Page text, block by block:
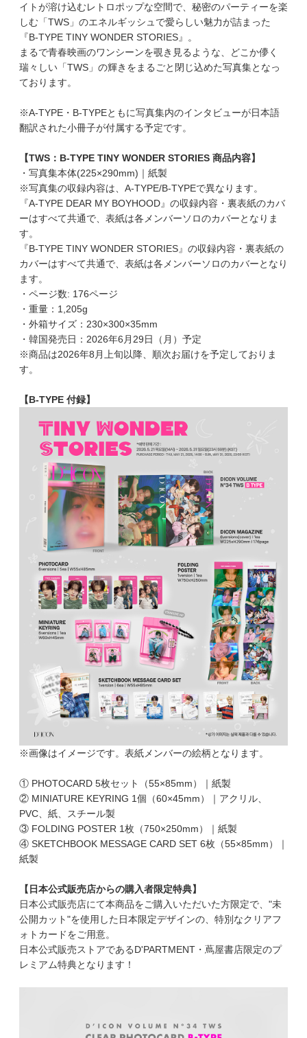
イトが溶け込むレトロポップな空間で、秘密のパーティーを楽
しむ「TWS」のエネルギッシュで愛らしい魅力が詰まった
『B-TYPE TINY WONDER STORIES』。
まるで青春映画のワンシーンを覗き見るような、どこか儚く
瑞々しい「TWS」の輝きをまるごと閉じ込めた写真集となっ
ております。
※A-TYPE・B-TYPEともに写真集内のインタビューが日本語
翻訳された小冊子が付属する予定です。
【TWS：B-TYPE TINY WONDER STORIES 商品内容】
・写真集本体(225×290mm)｜紙製
※写真集の収録内容は、A-TYPE/B-TYPEで異なります。
『A-TYPE DEAR MY BOYHOOD』の収録内容・裏表紙のカバ
ーはすべて共通で、表紙は各メンバーソロのカバーとなりま
す。
『B-TYPE TINY WONDER STORIES』の収録内容・裏表紙の
カバーはすべて共通で、表紙は各メンバーソロのカバーとなり
ます。
・ページ数: 176ページ
・重量：1,205g
・外箱サイズ：230×300×35mm
・韓国発売日：2026年6月29日（月）予定
※商品は2026年8月上旬以降、順次お届けを予定しておりま
す。
【B-TYPE 付録】
※画像はイメージです。表紙メンバーの絵柄となります。
① PHOTOCARD 5枚セット（55×85mm）｜紙製
② MINIATURE KEYRING 1個（60×45mm）｜アクリル、
PVC、紙、スチール製
③ FOLDING POSTER 1枚（750×250mm）｜紙製
④ SKETCHBOOK MESSAGE CARD SET 6枚（55×85mm）｜
紙製
【日本公式販売店からの購入者限定特典】
日本公式販売店にて本商品をご購入いただいた方限定で、"未
公開カット"を使用した日本限定デザインの、特別なクリアフ
ォトカードをご用意。
日本公式販売ストアであるD'PARTMENT・蔦屋書店限定のプ
レミアム特典となります！